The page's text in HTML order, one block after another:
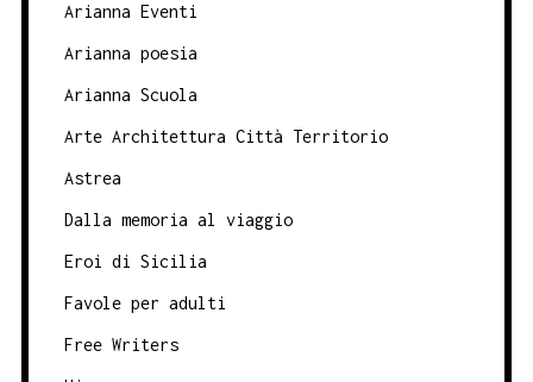
Arianna Eventi
Arianna poesia
Arianna Scuola
Arte Architettura Città Territorio
Astrea
Dalla memoria al viaggio
Eroi di Sicilia
Favole per adulti
Free Writers